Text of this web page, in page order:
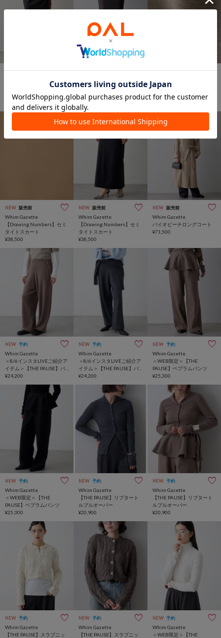
NEW 販売前
【Drawing Numbers】セミ
タイトスカート
NEW 販売前
Whim Gazette
【Drawing Numbers】セミ
タイトスカート
¥38,500
NEW 販売前
【Drawing Numbers】セミ
タイトスカート
NEW 販売前
Whim Gazette
【Drawing Numbers】セミ
タイトスカート
¥38,500
NEW 販売前
Whim Gazette
【Drawing Numbers】セミ
タイトスカート
¥38,500
NEW 販売前
Whim Gazette
バイオピーチロングコート
¥71,500
NEW 予約
Whim Gazette
＜8/6インスタLIVEご紹介ア
イテム＞【THE PAUSE】バ
ルーンニットパンツ
¥24,200
NEW 予約
Whim Gazette
＜8/6インスタLIVEご紹介ア
イテム＞【THE PAUSE】バ
ルーンニットパンツ
¥24,200
NEW 予約
Whim Gazette
＜WEB限定＞【THE
PAUSE】ペプラムパンツ
¥25,300
NEW 予約
Whim Gazette
＜WEB限定＞【THE
PAUSE】ペプラムパンツ
¥25,300
NEW 予約
Whim Gazette
【THE PAUSE】リブタート
ルプルオーバー
¥20,900
NEW 予約
Whim Gazette
【THE PAUSE】リブタート
ルプルオーバー
¥20,900
NEW 予約
Whim Gazette
【THE PAUSE】スラブニッ
NEW 予約
Whim Gazette
【THE PAUSE】スラブニッ
NEW 予約
Whim Gazette
＜WEB限定＞【THE